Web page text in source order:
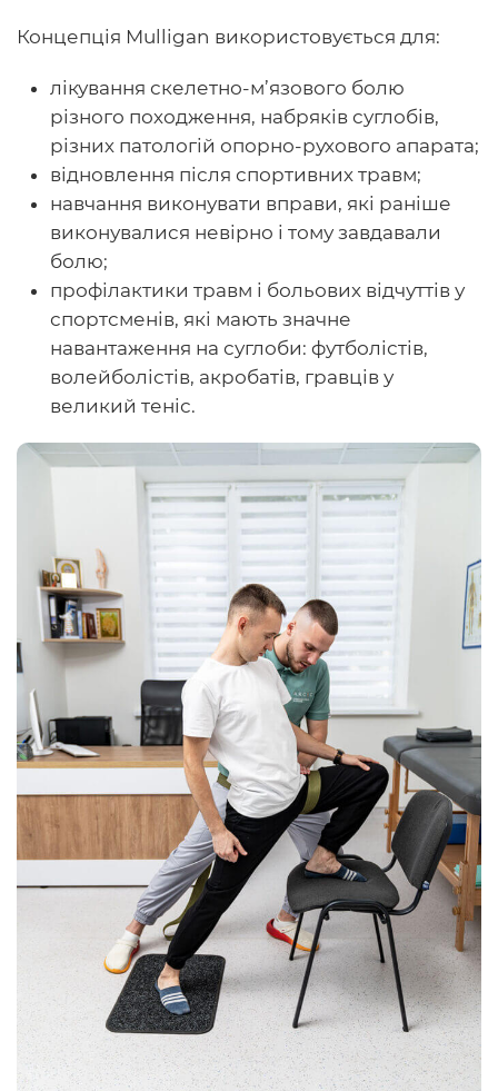
Концепція Mulligan використовується для:
лікування скелетно-м’язового болю
різного походження, набряків суглобів,
різних патологій опорно-рухового апарата;
відновлення після спортивних травм;
навчання виконувати вправи, які раніше
виконувалися невірно і тому завдавали
болю;
профілактики травм і больових відчуттів у
спортсменів, які мають значне
навантаження на суглоби: футболістів,
волейболістів, акробатів, гравців у
великий теніс.